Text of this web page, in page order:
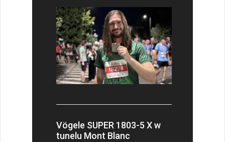
Vögele SUPER 1803-5 X w
tunelu Mont Blanc